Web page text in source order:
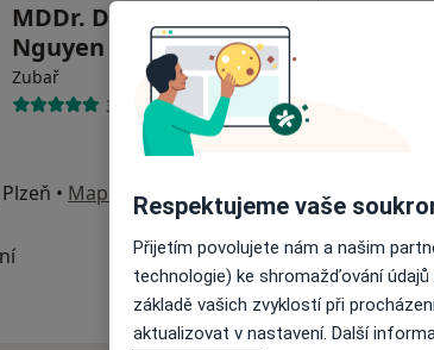
MDDr. Duc Thien
Nguyen
Zubař
30 názorů
• Mapa
500 Kč
Respektujeme vaše
Přijetím povolujete nám a našim
technologie) ke shromažďování
základě vašich zvyklostí při
aktualizovat v nastavení. Další